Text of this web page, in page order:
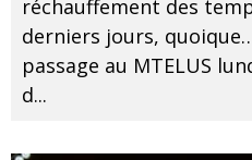
réchauffement des
derniers jours,
passage au MTELUS
d...